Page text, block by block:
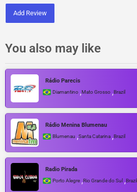
Add Review
You also may like
Rádio Parecis
Diamantino ,Mato Grosso ,Brazil
Rádio Menina Blumenau
Blumenau ,Santa Catarina ,Brazil
Radio Pirada
Porto Alegre ,Rio Grande do Sul ,Brazil